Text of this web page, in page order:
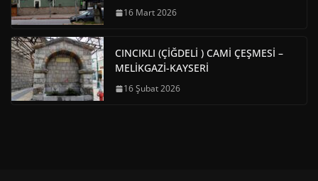
16 Mart 2026
CINCIKLI (ÇİĞDELİ ) CAMİ ÇEŞMESİ –
MELİKGAZİ-KAYSERİ
16 Şubat 2026